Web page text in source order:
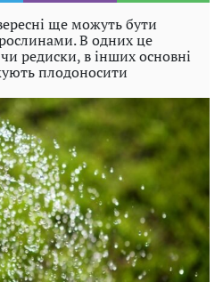
ще можуть бути
В одних це
редиски, в інших основні
плодоносити